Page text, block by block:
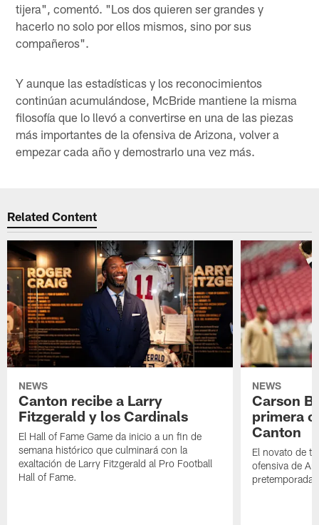
tijera", comentó. "Los dos quieren ser grandes y
hacerlo no solo por ellos mismos, sino por sus
compañeros".
Y aunque las estadísticas y los reconocimientos
continúan acumulándose, McBride mantiene la misma
filosofía que lo llevó a convertirse en una de las piezas
más importantes de la ofensiva de Arizona, volver a
empezar cada año y demostrarlo una vez más.
Related Content
NEWS
Canton recibe a Larry
Fitzgerald y los Cardinals
El Hall of Fame Game da inicio a un fin de
semana histórico que culminará con la
exaltación de Larry Fitzgerald al Pro Football
Hall of Fame.
NEWS
Carson
primera
Canton
El novato de
ofensiva de
pretemporada